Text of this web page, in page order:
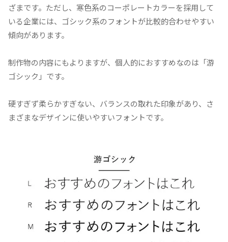
ざまです。ただし、寒色系のコーポレートカラーを採用して
いる企業には、ゴシック系のフォントが比較的合わせやすい
傾向があります。
制作物の内容にもよりますが、個人的におすすめなのは「游
ゴシック」です。
硬すぎず柔らかすぎない、バランスの取れた印象があり、さ
まざまなデザインに使いやすいフォントです。